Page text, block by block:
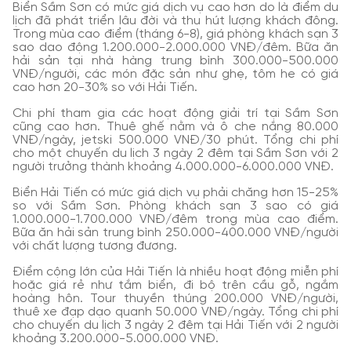
Biển Sầm Sơn có mức giá dịch vụ cao hơn do là điểm du
lịch đã phát triển lâu đời và thu hút lượng khách đông.
Trong mùa cao điểm (tháng 6-8), giá phòng khách sạn 3
sao dao động 1.200.000-2.000.000 VNĐ/đêm. Bữa ăn
hải sản tại nhà hàng trung bình 300.000-500.000
VNĐ/người, các món đặc sản như ghẹ, tôm he có giá
cao hơn 20-30% so với Hải Tiến.
Chi phí tham gia các hoạt động giải trí tại Sầm Sơn
cũng cao hơn. Thuê ghế nằm và ô che nắng 80.000
VNĐ/ngày, jetski 500.000 VNĐ/30 phút. Tổng chi phí
cho một chuyến du lịch 3 ngày 2 đêm tại Sầm Sơn với 2
người trưởng thành khoảng 4.000.000-6.000.000 VNĐ.
Biển Hải Tiến có mức giá dịch vụ phải chăng hơn 15-25%
so với Sầm Sơn. Phòng khách sạn 3 sao có giá
1.000.000-1.700.000 VNĐ/đêm trong mùa cao điểm.
Bữa ăn hải sản trung bình 250.000-400.000 VNĐ/người
với chất lượng tương đương.
Điểm cộng lớn của Hải Tiến là nhiều hoạt động miễn phí
hoặc giá rẻ như tắm biển, đi bộ trên cầu gỗ, ngắm
hoàng hôn. Tour thuyền thúng 200.000 VNĐ/người,
thuê xe đạp dạo quanh 50.000 VNĐ/ngày. Tổng chi phí
cho chuyến du lịch 3 ngày 2 đêm tại Hải Tiến với 2 người
khoảng 3.200.000-5.000.000 VNĐ.